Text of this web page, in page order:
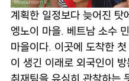
계획한 일정보다 늦어진 탓
엥노이 마을. 베트남 소수
마을이다. 이곳에 도착한 첫
이 생긴 이래로 외국인이